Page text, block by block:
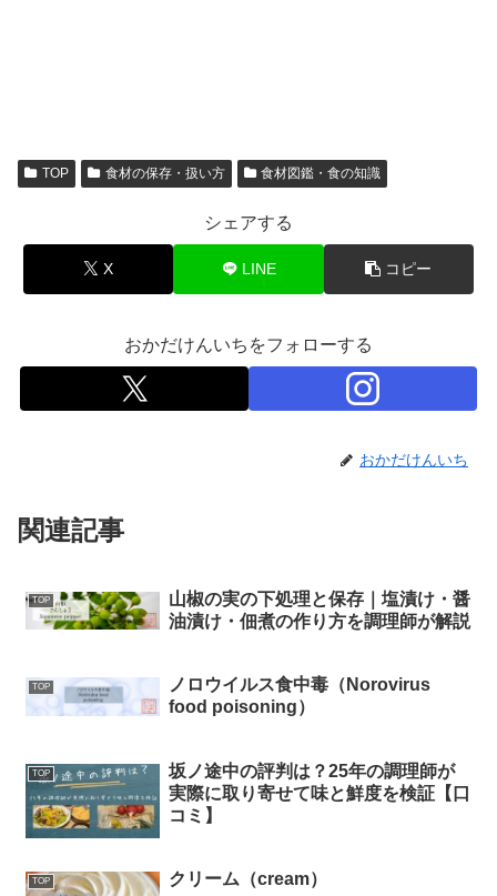
TOP 食材の保存・扱い方 食材図鑑・食の知識
シェアする
X LINE コピー
おかだけんいちをフォローする
おかだけんいち
関連記事
TOP
山椒の実の下処理と保存｜塩漬け・醤
油漬け・佃煮の作り方を調理師が解説
TOP
ノロウイルス食中毒（Norovirus
food poisoning）
TOP
坂ノ途中の評判は？25年の調理師が
実際に取り寄せて味と鮮度を検証【口
コミ】
TOP クリーム（cream）